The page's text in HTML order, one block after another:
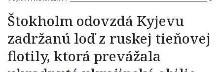
Štokholm odovzdá Kyjevu
zadržanú loď z ruskej tieňovej
flotily, ktorá prevážala